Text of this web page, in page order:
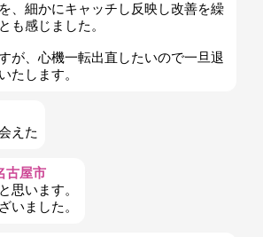
、細かにキャッチし反映し改善を繰
も感じました。
が、心機一転出直したいので一旦退
たします。
えた
古屋市
思います。
いました。